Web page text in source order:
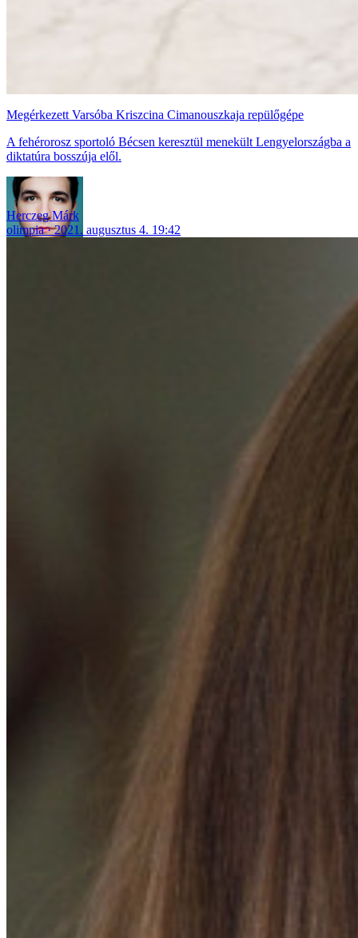
Megérkezett Varsóba Kriszcina Cimanouszkaja repülőgépe
A fehérorosz sportoló Bécsen keresztül menekült Lengyelországba a
diktatúra bosszúja elől.
Herczeg Márk
olimpia
2021. augusztus 4. 19:42